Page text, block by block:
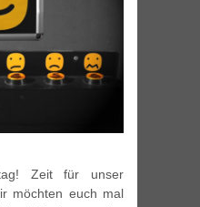
Zeit für unser
möchten euch mal